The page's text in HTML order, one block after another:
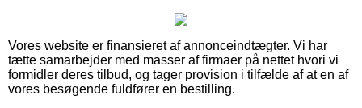
Vores website er finansieret af annonceindtægter. Vi har
tætte samarbejder med masser af firmaer på nettet hvori vi
formidler deres tilbud, og tager provision i tilfælde af at en af
vores besøgende fuldfører en bestilling.